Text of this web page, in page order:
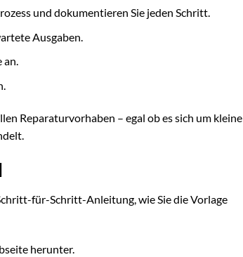
und dokumentieren Sie jeden Schritt.
Ausgaben.
an.
Reparaturvorhaben – egal ob es sich um kleine
für-Schritt-Anleitung, wie Sie die Vorlage
herunter.